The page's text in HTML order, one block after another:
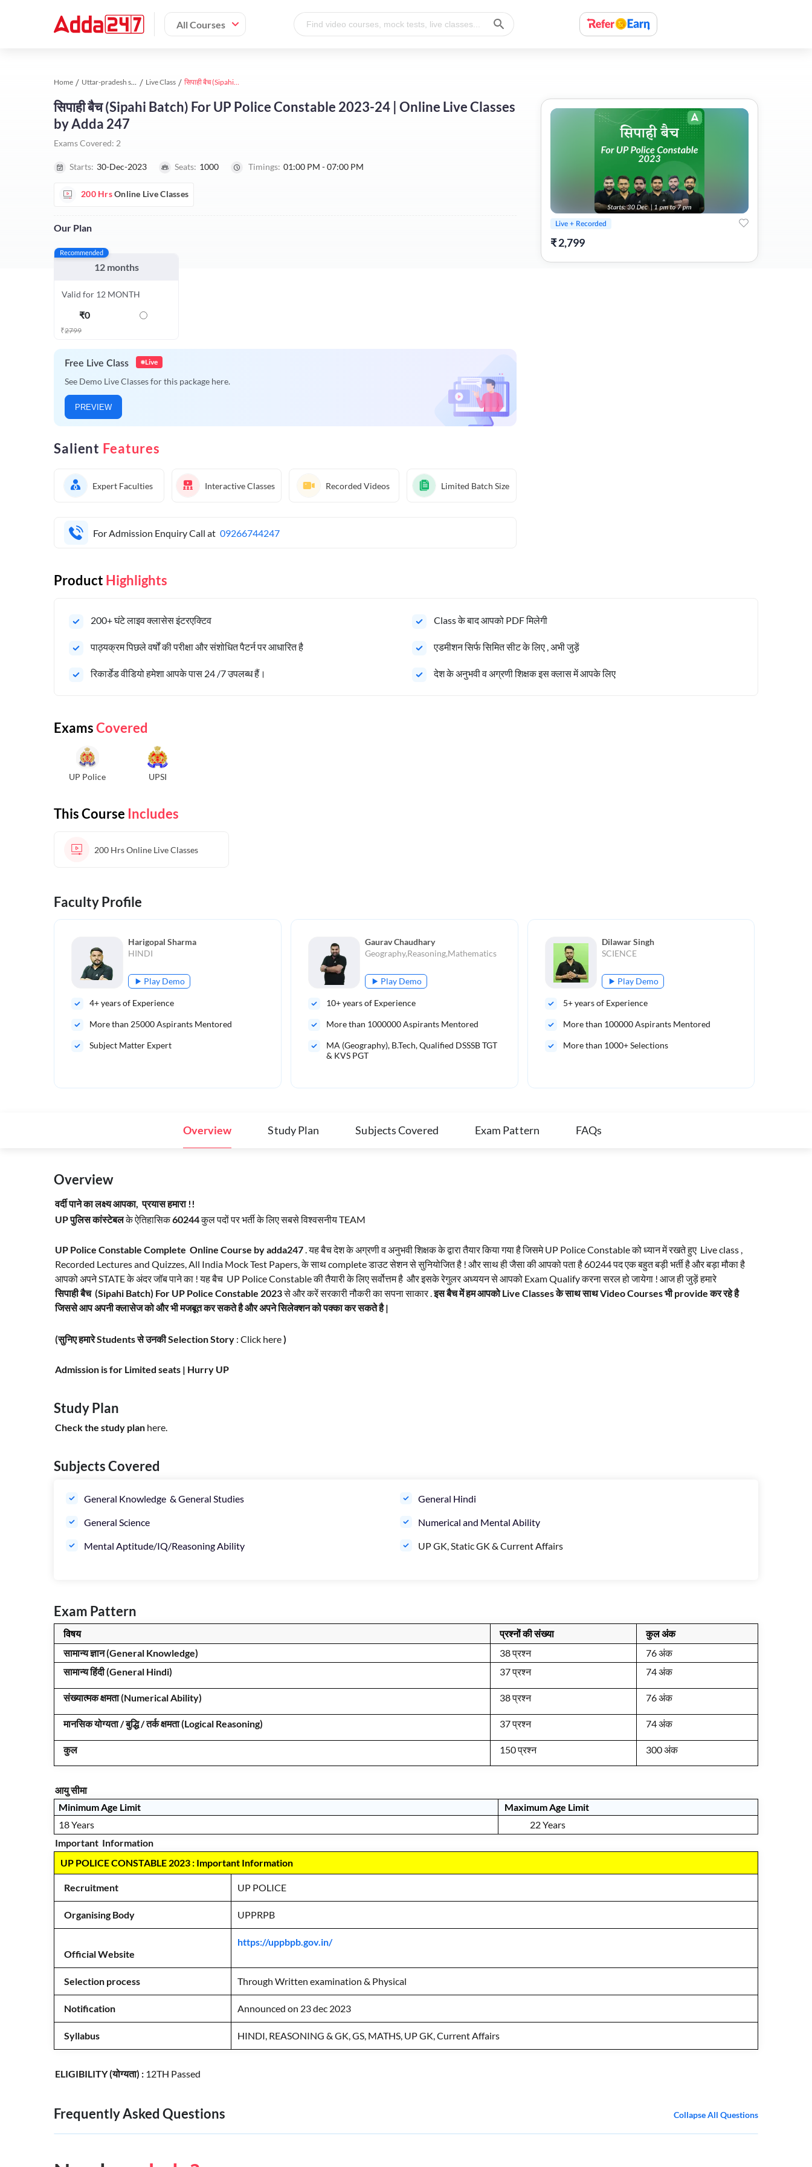
All Courses
Home Uttar-pradesh study material Live Class सिपाही बैच (Sipahi Batch) For UP Police Constable 2023-24 | Online Live Classes by Adda 247
सिपाही बैच (Sipahi Batch) For UP Police Constable 2023-24 | Online Live Classes
by Adda 247
Exams Covered: 2
Starts: 30-Dec-2023 Seats: 1000 Timings: 01:00 PM - 07:00 PM
200 HrsOnline Live Classes
Our Plan
Recommended
12 months
Valid for 12 MONTH
₹0
₹2799
Free Live Class Live
See Demo Live Classes for this package here.
PREVIEW
Salient Features
Expert Faculties Interactive Classes Recorded Videos Limited Batch Size
For Admission Enquiry Call at 09266744247
Live + Recorded
₹2,799
Product Highlights
200+ घंटे लाइव क्लासेस इंटरएक्टिव Class के बाद आपको PDF मिलेगी
पाठ्यक्रम पिछले वर्षों की परीक्षा और संशोधित पैटर्न पर आधारित है एडमीशन सिर्फ सिमित सीट के लिए , अभी जुड़ें
रिकार्डेड वीडियो हमेशा आपके पास 24 /7 उपलब्ध हैं। देश के अनुभवी व अग्रणी शिक्षक इस क्लास में आपके लिए
ExamsCovered
UP Police UPSI
This Course Includes
200 HrsOnline Live Classes
Faculty Profile
Harigopal Sharma
HINDI
Play Demo
4+ years of Experience
More than 25000Aspirants Mentored
Subject Matter Expert
Gaurav Chaudhary
Geography,Reasoning,Mathematics
Play Demo
10+ years of Experience
More than 1000000Aspirants Mentored
MA (Geography), B.Tech, Qualified DSSSB TGT
& KVS PGT
Dilawar Singh
SCIENCE
Play Demo
5+ years of Experience
More than 100000Aspirants Mentored
More than 1000+ Selections
Overview Study Plan Subjects Covered Exam Pattern FAQs
Overview
वर्दी पाने का लक्ष्य आपका, प्रयास हमारा !!
UP पुलिस कांस्टेबलके ऐतिहासिक60244कुल पदों पर भर्ती के लिए सबसे विश्वसनीय TEAM
UP Police Constable Complete Online Course by adda247. यह बैच देश के अग्रणी व अनुभवी शिक्षक के द्वारा तैयार किया गया है जिसमे UP Police Constable को ध्यान में रखते हुए Live class ,
Recorded Lectures and Quizzes, All India Mock Test Papers, के साथ complete डाउट सेशन से सुनियोजित है ! और साथ ही जैसा की आपको पता है 60244 पद एक बहुत बड़ी भर्ती है और बड़ा मौका है
आपको अपने STATE के अंदर जॉब पाने का ! यह बैच UP Police Constable की तैयारी के लिए सर्वोत्तम है और इसके रेगुलर अध्ययन से आपको Exam Qualify करना सरल हो जायेगा ! आज ही जुड़ें हमारे
सिपाहीबैच(Sipahi Batch) For UP Police Constable 2023से और करें सरकारी नौकरी का सपना साकार .इस बैच में हम आपको Live Classes के साथ साथ Video Courses भी provide कर रहे है
जिससे आप अपनी क्लासेज को और भी मजबूत कर सकते है और अपने सिलेक्शन को पक्का कर सकते है |
(सुनिए हमारे Students से उनकी Selection Story : Click here)
Admission is for Limited seats | Hurry UP
Study Plan
Check the study plan here.
Subjects Covered
General Knowledge & General Studies General Hindi
General Science Numerical and Mental Ability
Mental Aptitude/IQ/Reasoning Ability UP GK, Static GK & Current Affairs
Exam Pattern
विषय प्रश्नों की संख्या
कुल अंक
सामान्य ज्ञान (General Knowledge)
38 प्रश्न
76 अंक
सामान्य हिंदी (General Hindi)
37 प्रश्न 74 अंक
संख्यात्मक क्षमता (Numerical Ability) 38 प्रश्न 76 अंक
मानसिक योग्यता / बुद्धि / तर्क क्षमता (Logical Reasoning) 37 प्रश्न 74 अंक
कुल 150 प्रश्न 300 अंक
आयु सीमा
Minimum Age Limit
Maximum Age Limit
18 Years
22 Years
Important Information
UP POLICE CONSTABLE 2023 : Important Information
Recruitment UP POLICE
Organising Body UPPRPB
Official Website
https://uppbpb.gov.in/
Selection process Through Written examination & Physical
Notification Announced on 23 dec 2023
Syllabus HINDI, REASONING & GK, GS, MATHS, UP GK, Current Affairs
ELIGIBILITY (योग्यता) : 12TH Passed
Frequently Asked Questions Collapse All Questions